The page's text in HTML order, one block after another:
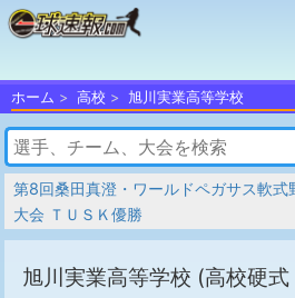
ホーム 高校 旭川実業高等学校
第8回桑田真澄・ワールドペガサス軟
大会 ＴＵＳＫ優勝
旭川実業高等学校 (高校硬